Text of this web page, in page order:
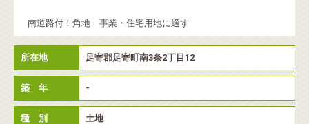
南道路付！角地 事業・住宅用地に適す
所在地 足寄郡足寄町南3条2丁目12
築 年 -
種 別 土地